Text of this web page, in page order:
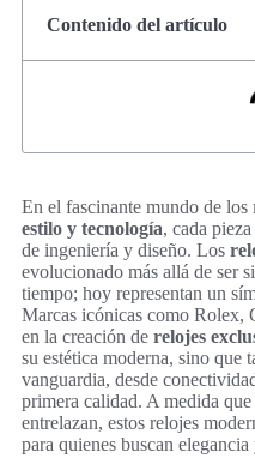
Contenido del artículo
En el fascinante mundo de los
estilo y tecnología, cada
de ingeniería y diseño. Los
evolucionado más allá de ser
tiempo; hoy representan un
Marcas icónicas como Rolex,
en la creación de relojes
su estética moderna, sino que
vanguardia, desde
primera calidad. A medida
entrelazan, estos relojes
para quienes buscan